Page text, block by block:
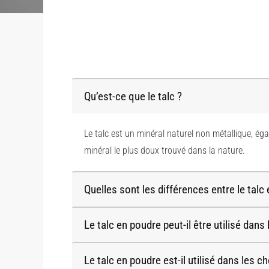
Qu’est-ce que le talc ?
Le talc est un minéral naturel non métallique,
minéral le plus doux trouvé dans la nature.
Quelles sont les différences entre le talc
Le talc en poudre peut-il être utilisé
Le talc en poudre est-il utilisé dans les